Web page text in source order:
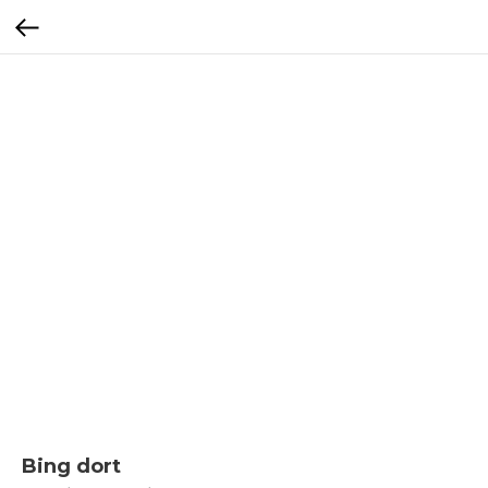
Bing dort